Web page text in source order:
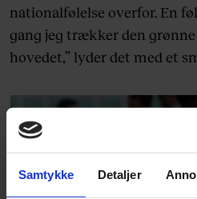
Samtykke Detaljer
nationalfølelse overfor. En
gang jeg trækker den
hovedet,” lyder det med et